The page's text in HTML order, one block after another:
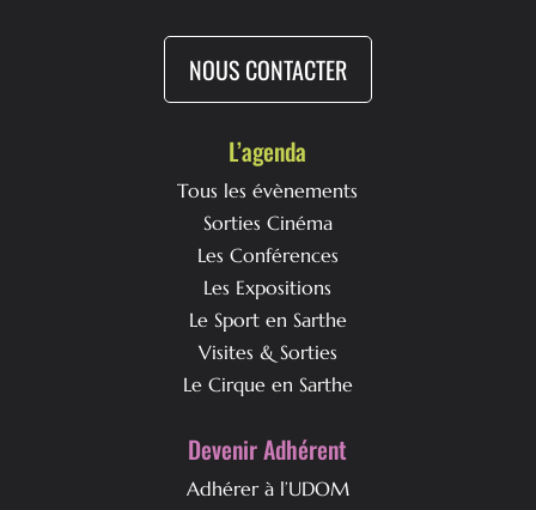
NOUS CONTACTER
L’agenda
Tous les évènements
Sorties Cinéma
Les Conférences
Les Expositions
Le Sport en Sarthe
Visites & Sorties
Le Cirque en Sarthe
Devenir Adhérent
Adhérer à l’UDOM